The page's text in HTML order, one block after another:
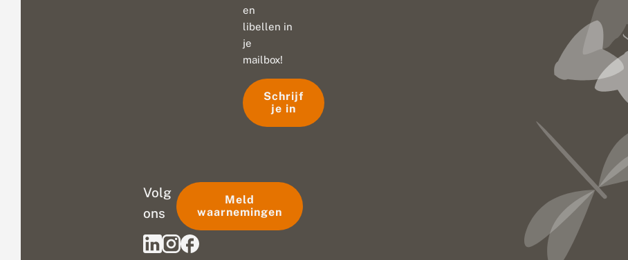
en
libellen in
je
mailbox!
Schrijf
je in
Volg
ons
Meld
waarnemingen